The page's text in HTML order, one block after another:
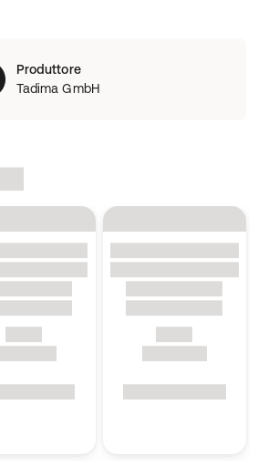
Produttore
Tadima GmbH